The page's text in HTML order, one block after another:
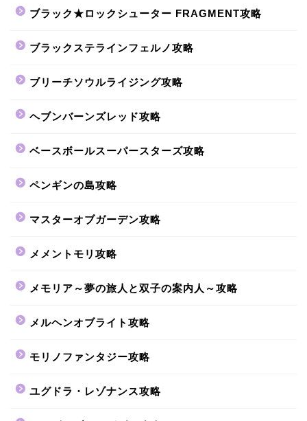
ブラック★ロックシューター FRAGMENT攻略
ブラックステラインフェルノ攻略
ブリーチソウルライジング攻略
ヘブンバーンズレッド攻略
ベースボールスーパースターズ攻略
ペンギンの島攻略
マスターオブガーデン攻略
メメントモリ攻略
メモリア～夢の旅人と双子の案内人～攻略
メルヘンオブライト攻略
モリノファンタジー攻略
ユグドラ・レゾナンス攻略